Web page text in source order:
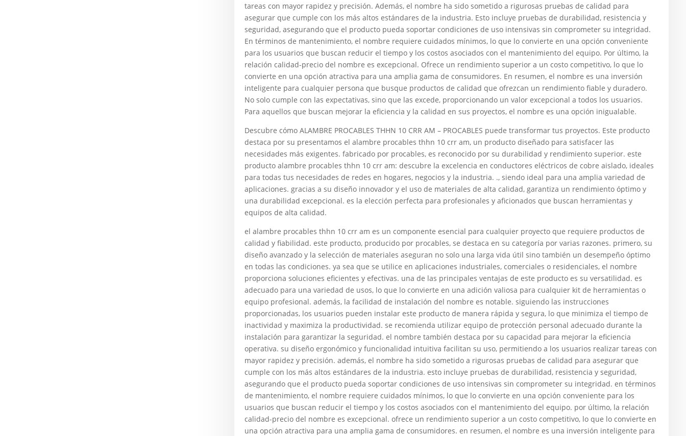
tareas con mayor rapidez y precisión. Además, el nombre ha sido sometido a rigurosas pruebas de calidad para
asegurar que cumple con los más altos estándares de la industria. Esto incluye pruebas de durabilidad, resistencia y
seguridad, asegurando que el producto pueda soportar condiciones de uso intensivas sin comprometer su integridad.
En términos de mantenimiento, el nombre requiere cuidados mínimos, lo que lo convierte en una opción conveniente
para los usuarios que buscan reducir el tiempo y los costos asociados con el mantenimiento del equipo. Por último, la
relación calidad-precio del nombre es excepcional. Ofrece un rendimiento superior a un costo competitivo, lo que lo
convierte en una opción atractiva para una amplia gama de consumidores. En resumen, el nombre es una inversión
inteligente para cualquier persona que busque productos de calidad que ofrezcan un rendimiento fiable y duradero.
No solo cumple con las expectativas, sino que las excede, proporcionando un valor excepcional a todos los usuarios.
Para aquellos que buscan mejorar la eficiencia y la calidad en sus proyectos, el nombre es una opción inigualable.
Descubre cómo ALAMBRE PROCABLES THHN 10 CRR AM – PROCABLES puede transformar tus proyectos. Este producto
destaca por su presentamos el alambre procables thhn 10 crr am, un producto diseñado para satisfacer las
necesidades más exigentes. fabricado por procables, es reconocido por su durabilidad y rendimiento superior. este
producto alambre procables thhn 10 crr am: descubre la excelencia en conductores eléctricos de cobre aislado, ideales
para todas tus necesidades de redes en hogares, negocios y la industria. ., siendo ideal para una amplia variedad de
aplicaciones. gracias a su diseño innovador y el uso de materiales de alta calidad, garantiza un rendimiento óptimo y
una durabilidad excepcional. es la elección perfecta para profesionales y aficionados que buscan herramientas y
equipos de alta calidad.
el alambre procables thhn 10 crr am es un componente esencial para cualquier proyecto que requiere productos de
calidad y fiabilidad. este producto, producido por procables, se destaca en su categoría por varias razones. primero, su
diseño avanzado y la selección de materiales aseguran no solo una larga vida útil sino también un desempeño óptimo
en todas las condiciones. ya sea que se utilice en aplicaciones industriales, comerciales o residenciales, el nombre
proporciona soluciones eficientes y efectivas. una de las principales ventajas de este producto es su versatilidad. es
adecuado para una variedad de usos, lo que lo convierte en una adición valiosa para cualquier kit de herramientas o
equipo profesional. además, la facilidad de instalación del nombre es notable. siguiendo las instrucciones
proporcionadas, los usuarios pueden instalar este producto de manera rápida y segura, lo que minimiza el tiempo de
inactividad y maximiza la productividad. se recomienda utilizar equipo de protección personal adecuado durante la
instalación para garantizar la seguridad. el nombre también destaca por su capacidad para mejorar la eficiencia
operativa. su diseño ergonómico y funcionalidad intuitiva facilitan su uso, permitiendo a los usuarios realizar tareas con
mayor rapidez y precisión. además, el nombre ha sido sometido a rigurosas pruebas de calidad para asegurar que
cumple con los más altos estándares de la industria. esto incluye pruebas de durabilidad, resistencia y seguridad,
asegurando que el producto pueda soportar condiciones de uso intensivas sin comprometer su integridad. en términos
de mantenimiento, el nombre requiere cuidados mínimos, lo que lo convierte en una opción conveniente para los
usuarios que buscan reducir el tiempo y los costos asociados con el mantenimiento del equipo. por último, la relación
calidad-precio del nombre es excepcional. ofrece un rendimiento superior a un costo competitivo, lo que lo convierte en
una opción atractiva para una amplia gama de consumidores. en resumen, el nombre es una inversión inteligente para